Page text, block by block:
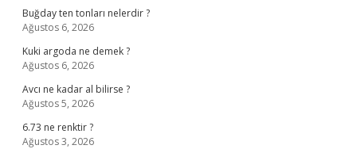
Buğday ten tonları nelerdir ?
Ağustos 6, 2026
Kuki argoda ne demek ?
Ağustos 6, 2026
Avcı ne kadar al bilirse ?
Ağustos 5, 2026
6.73 ne renktir ?
Ağustos 3, 2026